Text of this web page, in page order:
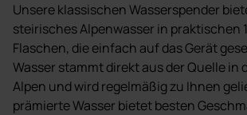
Unsere klassischen Wasserspender
steirisches Alpenwasser in praktischen
Flaschen, die einfach auf das Gerät
Wasser stammt direkt aus der Quelle in
Alpen und wird regelmäßig zu Ihnen
prämierte Wasser bietet besten